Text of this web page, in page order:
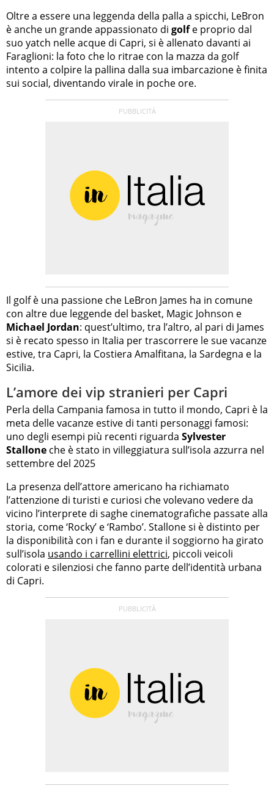
Oltre a essere una leggenda della palla a spicchi, LeBron
è anche un grande appassionato di golfe proprio dal
suo yatch nelle acque di Capri, si è allenato davanti ai
Faraglioni: la foto che lo ritrae con la mazza da golf
intento a colpire la pallina dalla sua imbarcazione è finita
sui social, diventando virale in poche ore.
Il golf è una passione che LeBron James ha in comune
con altre due leggende del basket, Magic Johnson e
Michael Jordan: quest’ultimo, tra l’altro, al pari di James
si è recato spesso in Italia per trascorrere le sue vacanze
estive, tra Capri, la Costiera Amalfitana, la Sardegna e la
Sicilia.
L’amore dei vip stranieri per Capri
Perla della Campania famosa in tutto il mondo, Capri è la
meta delle vacanze estive di tanti personaggi famosi:
uno degli esempi più recenti riguarda Sylvester
Stallone che è stato in villeggiatura sull’isola azzurra nel
settembre del 2025
La presenza dell’attore americano ha richiamato
l’attenzione di turisti e curiosi che volevano vedere da
vicino l’interprete di saghe cinematografiche passate alla
storia, come ‘Rocky’ e ‘Rambo’. Stallone si è distinto per
la disponibilità con i fan e durante il soggiorno ha girato
sull’isola usando i carrellini elettrici, piccoli veicoli
colorati e silenziosi che fanno parte dell’identità urbana
di Capri.